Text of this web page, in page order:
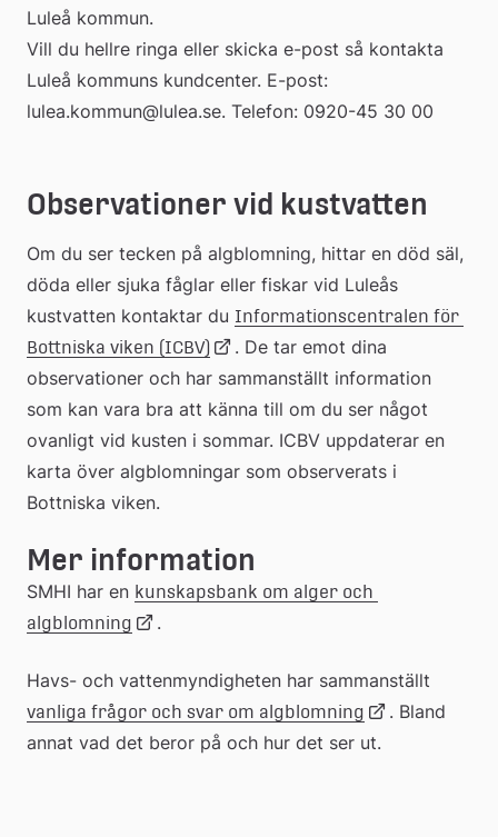
Luleå kommun.
Vill du hellre ringa eller skicka e-post så kontakta
Luleå kommuns kundcenter. E-post:
lulea.kommun@lulea.se. Telefon: 0920-45 30 00
Observationer vid kustvatten
Om du ser tecken på algblomning, hittar en död säl,
döda eller sjuka fåglar eller fiskar vid Luleås
kustvatten kontaktar du Informationscentralen för
Bottniska viken (ICBV) Länk
till
extern
. De tar emot dina
observationer och har sammanställt information
som kan vara bra att känna till om du ser något
ovanligt vid kusten i sommar. ICBV uppdaterar en
karta över algblomningar som observerats i
Bottniska viken.
Mer information
SMHI har en kunskapsbank om alger och
algblomning Länk
till
extern
.
vanliga frågor och svar om algblomning Länk. Bland
annat vad det beror på och hur det ser ut.